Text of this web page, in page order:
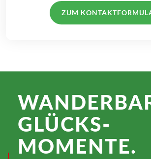
ZUM
GLÜCKS­
MOMENTE.